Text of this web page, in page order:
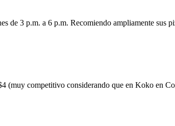
de 3 p.m. a 6 p.m. Recomiendo ampliamente sus
(muy competitivo considerando que en Koko en